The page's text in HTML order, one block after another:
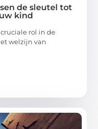
de sleutel tot
kind
rol in de
welzijn van